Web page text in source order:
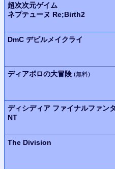
超次次元ゲイム
ネプテューヌ Re;Birth2
DmC デビルメイクライ
ディアボロの大冒険 (無料)
ディシディア ファイナルファン
NT
The Division